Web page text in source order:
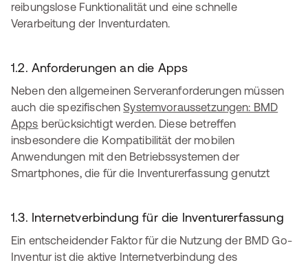
reibungslose Funktionalität und eine schnelle
Verarbeitung der Inventurdaten.
1.2. Anforderungen an die Apps
Neben den allgemeinen Serveranforderungen müssen
auch die spezifischenSystemvoraussetzungen: BMD
Apps berücksichtigt werden. Diese betreffen
insbesondere die Kompatibilität der mobilen
Anwendungen mit den Betriebssystemen der
Smartphones, die für die Inventurerfassung genutzt
1.3. Internetverbindung für die Inventurerfassung
Ein entscheidender Faktor für die Nutzung der BMD Go-
Inventur ist die aktive Internetverbindung des